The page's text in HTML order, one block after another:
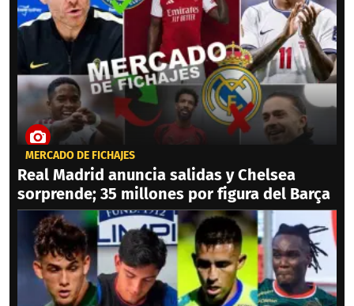
MERCADO DE FICHAJES
Real Madrid anuncia salidas y Chelsea
sorprende; 35 millones por figura del Barça